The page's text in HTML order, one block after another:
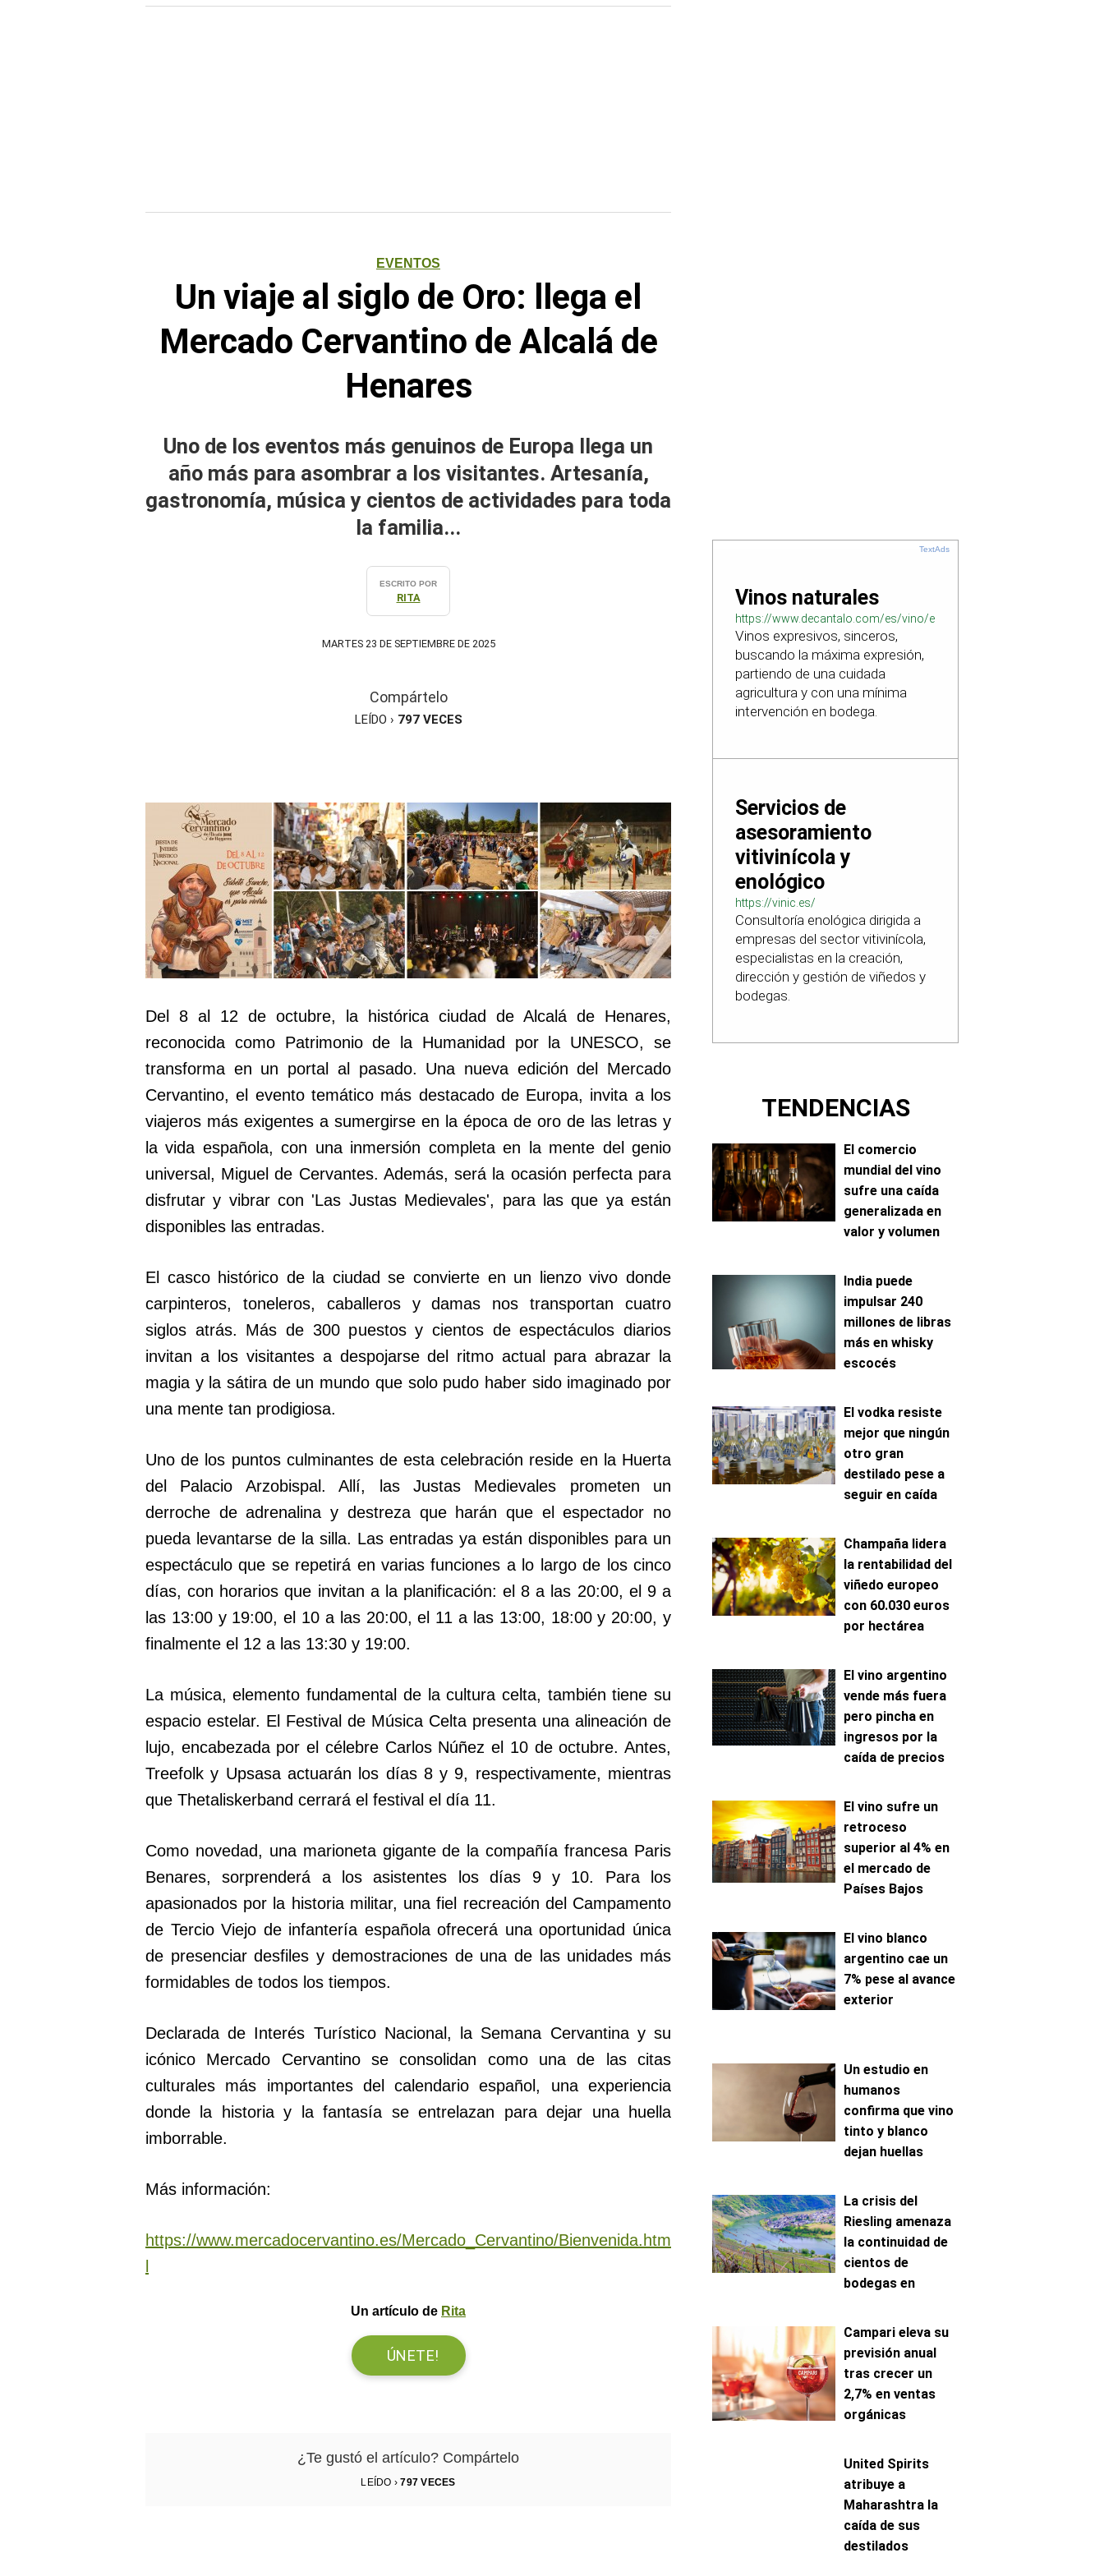
EVENTOS
Un viaje al siglo de Oro: llega el
Mercado Cervantino de Alcalá de
Henares
Uno de los eventos más genuinos de Europa llega un
año más para asombrar a los visitantes. Artesanía,
gastronomía, música y cientos de actividades para toda
la familia...
ESCRITO POR
RITA
MARTES 23 DE SEPTIEMBRE DE 2025
Compártelo
LEÍDO › 797VECES
Del 8 al 12 de octubre, la histórica ciudad de Alcalá de Henares,
reconocida como Patrimonio de la Humanidad por la UNESCO, se
transforma en un portal al pasado. Una nueva edición del Mercado
Cervantino, el evento temático más destacado de Europa, invita a los
viajeros más exigentes a sumergirse en la época de oro de las letras y
la vida española, con una inmersión completa en la mente del genio
universal, Miguel de Cervantes. Además, será la ocasión perfecta para
disfrutar y vibrar con 'Las Justas Medievales', para las que ya están
disponibles las entradas.
El casco histórico de la ciudad se convierte en un lienzo vivo donde
carpinteros, toneleros, caballeros y damas nos transportan cuatro
siglos atrás. Más de 300 puestos y cientos de espectáculos diarios
invitan a los visitantes a despojarse del ritmo actual para abrazar la
magia y la sátira de un mundo que solo pudo haber sido imaginado por
una mente tan prodigiosa.
Uno de los puntos culminantes de esta celebración reside en la Huerta
del Palacio Arzobispal. Allí, las Justas Medievales prometen un
derroche de adrenalina y destreza que harán que el espectador no
pueda levantarse de la silla. Las entradas ya están disponibles para un
espectáculo que se repetirá en varias funciones a lo largo de los cinco
días, con horarios que invitan a la planificación: el 8 a las 20:00, el 9 a
las 13:00 y 19:00, el 10 a las 20:00, el 11 a las 13:00, 18:00 y 20:00, y
finalmente el 12 a las 13:30 y 19:00.
La música, elemento fundamental de la cultura celta, también tiene su
espacio estelar. El Festival de Música Celta presenta una alineación de
lujo, encabezada por el célebre Carlos Núñez el 10 de octubre. Antes,
Treefolk y Upsasa actuarán los días 8 y 9, respectivamente, mientras
que Thetaliskerband cerrará el festival el día 11.
Como novedad, una marioneta gigante de la compañía francesa Paris
Benares, sorprenderá a los asistentes los días 9 y 10. Para los
apasionados por la historia militar, una fiel recreación del Campamento
de Tercio Viejo de infantería española ofrecerá una oportunidad única
de presenciar desfiles y demostraciones de una de las unidades más
formidables de todos los tiempos.
Declarada de Interés Turístico Nacional, la Semana Cervantina y su
icónico Mercado Cervantino se consolidan como una de las citas
culturales más importantes del calendario español, una experiencia
donde la historia y la fantasía se entrelazan para dejar una huella
imborrable.
Más información:
https://www.mercadocervantino.es/Mercado_Cervantino/Bienvenida.htm
l
Un artículo de Rita
ÚNETE!
¿Te gustó el artículo? Compártelo
LEÍDO ›797 VECES
TextAds
Vinos naturales
https://www.decantalo.com/es/vino/elaboracion_natural/
Vinos expresivos, sinceros,
buscando la máxima expresión,
partiendo de una cuidada
agricultura y con una mínima
intervención en bodega.
Servicios de
asesoramiento
vitivinícola y
enológico
https://vinic.es/
Consultoría enológica dirigida a
empresas del sector vitivinícola,
especialistas en la creación,
dirección y gestión de viñedos y
bodegas.
TENDENCIAS
El comercio
mundial del vino
sufre una caída
generalizada en
valor y volumen
India puede
impulsar 240
millones de libras
más en whisky
escocés
El vodka resiste
mejor que ningún
otro gran
destilado pese a
seguir en caída
Champaña lidera
la rentabilidad del
viñedo europeo
con 60.030 euros
por hectárea
El vino argentino
vende más fuera
pero pincha en
ingresos por la
caída de precios
El vino sufre un
retroceso
superior al 4% en
el mercado de
Países Bajos
El vino blanco
argentino cae un
7% pese al avance
exterior
Un estudio en
humanos
confirma que vino
tinto y blanco
dejan huellas
distintas
La crisis del
Riesling amenaza
la continuidad de
cientos de
bodegas en
Campari eleva su
previsión anual
tras crecer un
2,7% en ventas
orgánicas
United Spirits
atribuye a
Maharashtra la
caída de sus
destilados